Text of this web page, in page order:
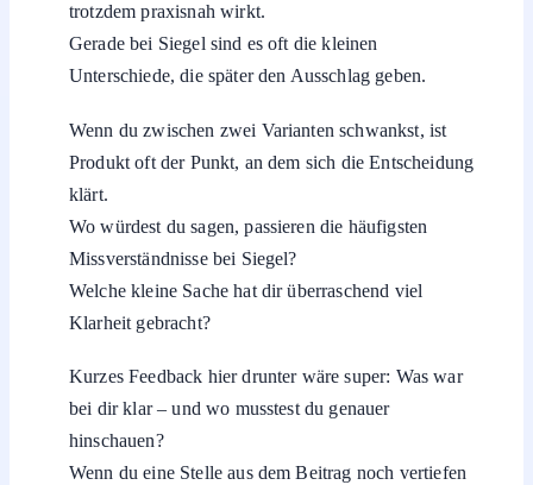
trotzdem praxisnah wirkt.
Gerade bei Siegel sind es oft die kleinen
Unterschiede, die später den Ausschlag geben.
Wenn du zwischen zwei Varianten schwankst, ist
Produkt oft der Punkt, an dem sich die Entscheidung
klärt.
Wo würdest du sagen, passieren die häufigsten
Missverständnisse bei Siegel?
Welche kleine Sache hat dir überraschend viel
Klarheit gebracht?
Kurzes Feedback hier drunter wäre super: Was war
bei dir klar – und wo musstest du genauer
hinschauen?
Wenn du eine Stelle aus dem Beitrag noch vertiefen